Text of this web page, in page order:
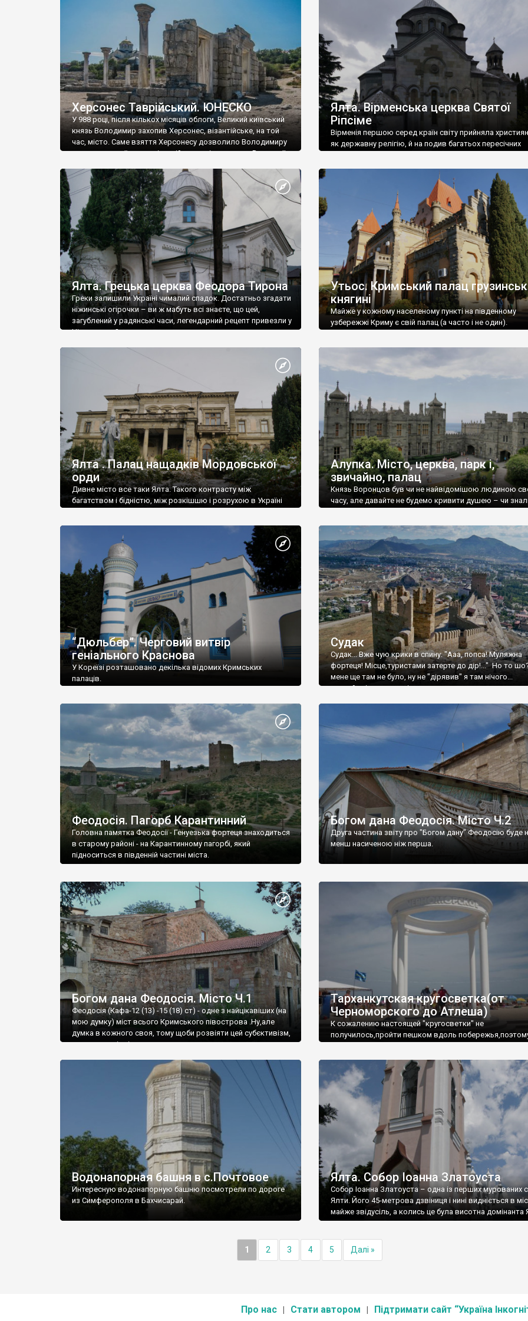
візантійської доби. Раритети викрадені з фондів об’єкту
культурної спадщини ЮНЕСКО «Херсонеса Таврійського».
Офіційно – на виставку «Золото Візантії», але експерти та
влада в Україні вважають це лише […]
називаються «повстяками» (postaki)…” “Вино. Крим
виробляє відмінне вино і його вдосталь: воно все
легке біле і дуже […]
Херсонес Таврійський. ЮНЕСКО
У 988 році, після кількох місяців облоги, Великий київський
князь Володимир захопив Херсонес, візантійське, на той
час, місто. Саме взяття Херсонесу дозволило Володимиру
диктувати свої умови візантійському імператору Василю ІІ,
Херсонесі Володимир-язичник, став Василем-
християнином. А потім було Хрещення Русі. На честь
Херсонесу Таврійського названо місто […]
Ялта. Вірменська церква Святої
Ріпсіме
Вірменія першою серед країн світу прийняла
як державну релігію, й на подив багатьох пересічних
Ялта. Грецька церква Феодора Тирона
Греки залишили Україні чималий спадок. Достатньо згадати
ніжинські огірочки – ви ж мабуть всі знаєте, що цей,
загублений у радянські часи, легендарний рецепт привезли у
Ніжин греки?
Утьос. Кримський палац
княгині
Майже у кожному населеному пункті на південному
узбережжі Криму є свій палац (а часто і не один).
Ялта . Палац нащадків Мордовської
орди
Дивне місто все таки Ялта. Такого контрасту між
багатством і бідністю, між розкішшю і розрухою в Україні
Алупка. Місто, церква, парк і,
звичайно, палац
Князь Воронцов був чи не найвідомішою людиною
часу, але давайте не будемо кривити душею – чи
“Дюльбер”. Черговий витвір
геніального Краснова
У Кореїзі розташовано декілька відомих Кримських
палаців.
Судак
Судак... Вже чую крики в спину: "Ааа, попса! Муляжна
фортеця! Місце,туристами затерте до дір!..." Но то
мене ще там не було, ну не "дірявив" я там нічого...
принаймні до цього літа.
Феодосія. Пагорб Карантинний
Головна памятка Феодосії - Генуезька фортеця знаходиться
в старому районі - на Карантинному пагорбі, який
підноситься в південній частині міста.
Богом дана Феодосія. Місто Ч.2
Друга частина звіту про "Богом дану" Феодосію буде
менш насиченою ніж перша.
Богом дана Феодосія. Місто Ч.1
Феодосія (Кафа-12 (13) -15 (18) ст) - одне з найцікавіших (на
мою думку) міст всього Кримського півострова .Ну,але
думка в кожного своя, тому щоби розвіяти цей субєктивізм,
запрошую відвідати це
Тарханкутская кругосветка(от
Черноморского до Атлеша)
К сожалению настоящей "кругосветки" не
получилось,пройти пешком вдоль
Водонапорная башня в с.Почтовое
Интересную водонапорную башню посмотрели по дороге
из Симферополя в Бахчисарай.
Ялта. Собор Іоанна Златоуста
Собор Іоанна Златоуста – одна із перших мурованих
Ялти. Його 45-метрова дзвіниця і нині видніється в
майже звідусіль, а колись це була висотна домінанта
1 2 3 4 5 Далі »
Про нас Стати автором Підтримати сайт “Україна